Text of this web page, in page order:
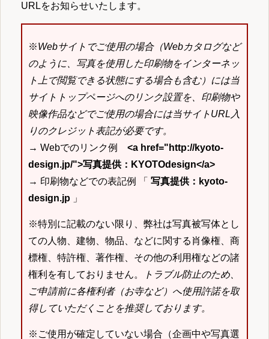
URLをお知らせいたします。
※Webサイトでご使用の場合（Webカタログなど
のように、写真を使用した印刷物をインターネッ
ト上で閲覧できる状態にする場合も含む）には当
サイトトップページへのリンク設置を、印刷物や
映像作品などでご使用の場合には当サイトURL入
りのクレジット表記が必要です。
→ Webでのリンク例 <a href="http://kyoto-
design.jp/">写真提供：KYOTOdesign</a>
→ 印刷物などでの表記例 「 写真提供：kyoto-
design.jp 」
※特別に記載のない限り、弊社は写真被写体とし
ての人物、建物、物品、などに関する肖像権、商
標権、特許権、著作権、その他の利用権などの諸
権利を有しておりません。
トラブル防止のため、
ご申請前に各権利者（お寺など）へ使用許諾を取
得していただくことを推奨しております。
※ご使用が確定していない場合（企画中や写真選